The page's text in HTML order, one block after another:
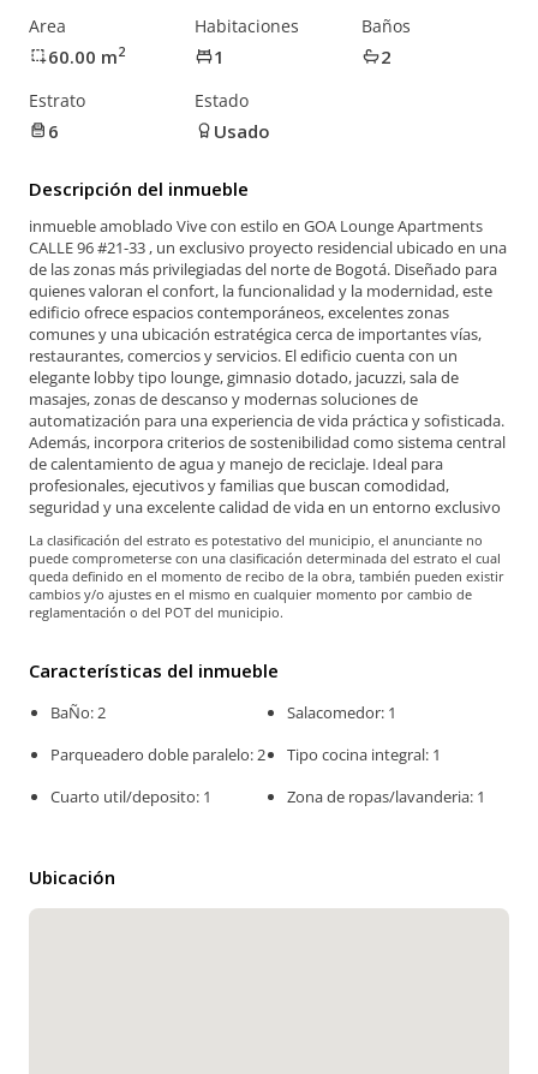
Area
60.00 m2
Habitaciones
1
Baños
2
Estrato
6
Estado
Usado
Descripción del inmueble
inmueble amoblado Vive con estilo en GOA Lounge Apartments
CALLE 96 #21-33 , un exclusivo proyecto residencial ubicado en una
de las zonas más privilegiadas del norte de Bogotá. Diseñado para
quienes valoran el confort, la funcionalidad y la modernidad, este
edificio ofrece espacios contemporáneos, excelentes zonas
comunes y una ubicación estratégica cerca de importantes vías,
restaurantes, comercios y servicios. El edificio cuenta con un
elegante lobby tipo lounge, gimnasio dotado, jacuzzi, sala de
masajes, zonas de descanso y modernas soluciones de
automatización para una experiencia de vida práctica y sofisticada.
Además, incorpora criterios de sostenibilidad como sistema central
de calentamiento de agua y manejo de reciclaje. Ideal para
profesionales, ejecutivos y familias que buscan comodidad,
seguridad y una excelente calidad de vida en un entorno exclusivo
La clasificación del estrato es potestativo del municipio, el anunciante no
puede comprometerse con una clasificación determinada del estrato el cual
queda definido en el momento de recibo de la obra, también pueden existir
cambios y/o ajustes en el mismo en cualquier momento por cambio de
reglamentación o del POT del municipio.
Características del inmueble
BaÑo: 2
Parqueadero doble paralelo: 2
Cuarto util/deposito: 1
Salacomedor: 1
Tipo cocina integral: 1
Zona de ropas/lavanderia: 1
Ubicación